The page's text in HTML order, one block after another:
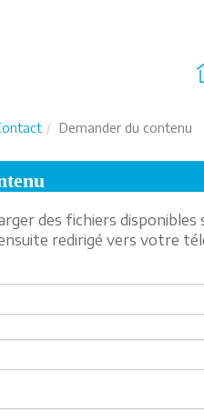
Demander du contenu
des fichiers disponibles
redirigé vers votre